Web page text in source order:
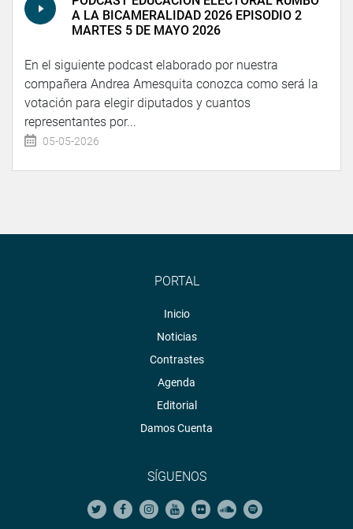
A LA BICAMERALIDAD 2026 EPISODIO 2
MARTES 5 DE MAYO 2026
En el siguiente podcast elaborado por nuestra
compañera Andrea Amesquita conozca como será la
votación para elegir diputados y cuantos
representantes por...
05-05-2026
PORTAL
Inicio
Noticias
Contrastes
Agenda
Editorial
Damos Cuenta
SÍGUENOS